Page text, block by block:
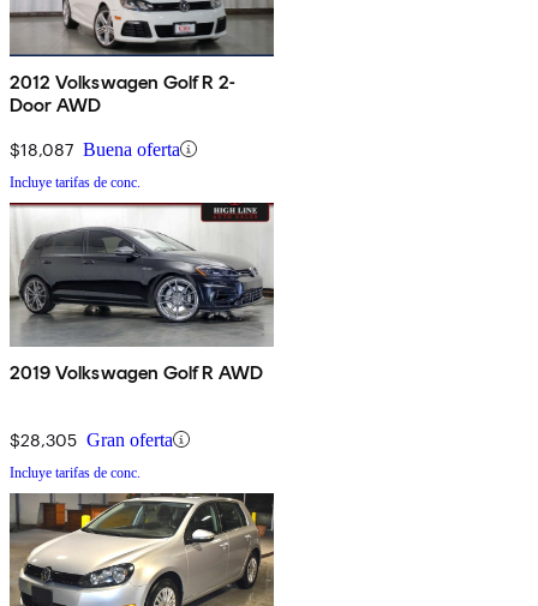
2012 Volkswagen Golf R 2-
Door AWD
$18,087 Buena oferta
Incluye tarifas de conc.
2019 Volkswagen Golf R AWD
$28,305 Gran oferta
Incluye tarifas de conc.